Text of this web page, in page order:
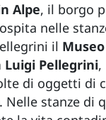
Alpe, il borgo
nelle
il
Luigi Pellegrini,
di oggetti di
Nelle stanze di